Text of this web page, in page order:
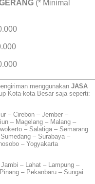
(* Minimal
menggunakan JASA
Kota-kota Besar saja seperti:
– Cirebon – Jember –
– Magelang – Malang –
– Salatiga – Semarang
– Surabaya –
– Yogyakarta
– Lahat – Lampung –
– Pekanbaru – Sungai